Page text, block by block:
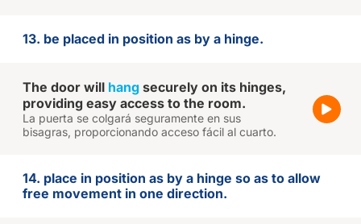
13. be placed in position as by a hinge.
The door will hang securely on its hinges,
providing easy access to the room.
La puerta se colgará seguramente en sus
bisagras, proporcionando acceso fácil al cuarto.
14. place in position as by a hinge so as to allow
free movement in one direction.